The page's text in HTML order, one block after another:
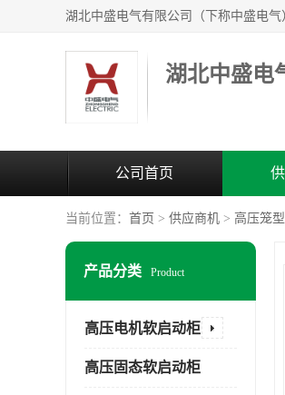
湖北中盛电
公司首页
当前位置： 首页 > 供应商机 > 高压笼
产品分类 Product
高压电机软启动柜
高压固态软启动柜